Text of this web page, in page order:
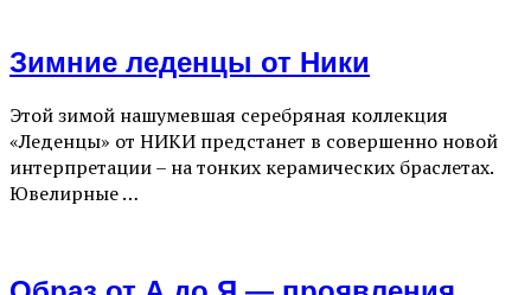
Зимние леденцы от Ники
Этой зимой нашумевшая серебряная коллекция
«Леденцы» от НИКИ предстанет в совершенно новой
интерпретации – на тонких керамических браслетах.
Ювелирные …